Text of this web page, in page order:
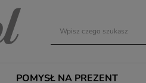
POMYSŁ NA PREZENT